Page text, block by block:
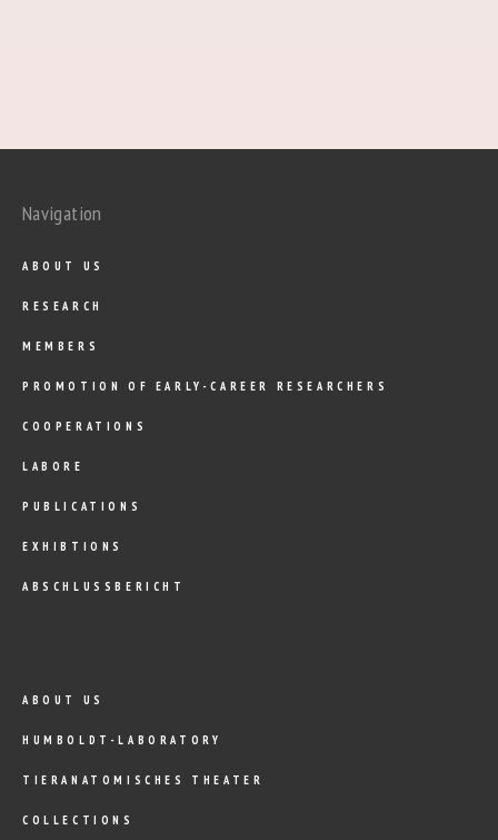
Navigation
ABOUT US
RESEARCH
MEMBERS
PROMOTION OF EARLY-CAREER RESEARCHERS
COOPERATIONS
LABORE
PUBLICATIONS
EXHIBTIONS
ABSCHLUSSBERICHT
ABOUT US
HUMBOLDT-LABORATORY
TIERANATOMISCHES THEATER
COLLECTIONS